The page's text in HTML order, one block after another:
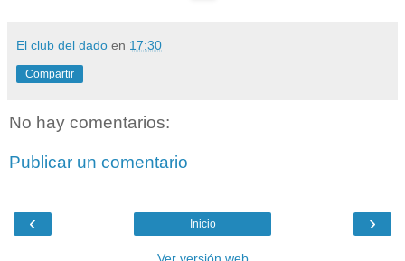
El club del dado en 17:30
Compartir
No hay comentarios:
Publicar un comentario
‹ ›
Inicio